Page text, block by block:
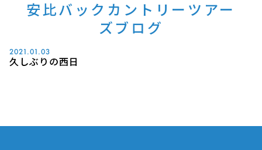
安比バックカントリーツアー
ズブログ
2021.01.03
久しぶりの西日